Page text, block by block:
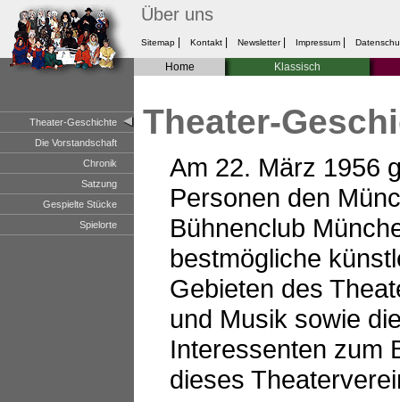
Theater-Geschichte
Die Vorstandschaft
Chronik
Satzung
Gespielte Stücke
Spielorte
Über uns
Sitemap Kontakt Newsletter Impressum
Home Klassisch
Theater-
Am 22. März 1956
Personen den
Bühnenclub
bestmögliche
Gebieten des
und Musik sowie
Interessenten zum
dieses